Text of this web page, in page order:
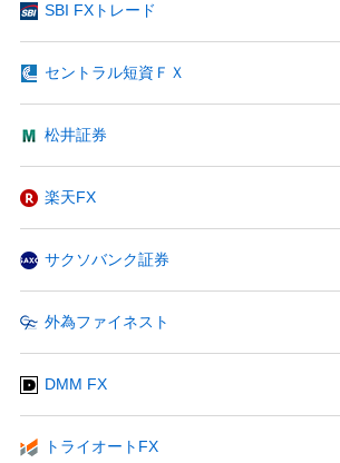
SBI FXトレード
セントラル短資ＦＸ
松井証券
楽天FX
サクソバンク証券
外為ファイネスト
DMM FX
トライオートFX